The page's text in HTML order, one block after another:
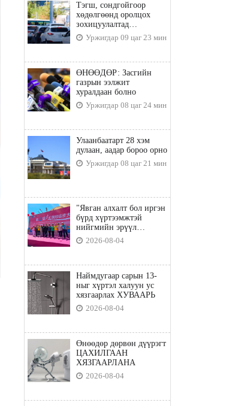
Тэгш, сондгойгоор
хөдөлгөөнд оролцох
зохицуулалтад
хамаарахгүй тээврийн
хэрэгслүүд
Уржигдар 09 цаг 23 мин
ӨНӨӨДӨР: Засгийн
газрын ээлжит
хуралдаан болно
Уржигдар 08 цаг 24 мин
Улаанбаатарт 28 хэм
дулаан, аадар бороо орно
Уржигдар 08 цаг 21 мин
"Явган алхалт бол иргэн
бүрд хүртээмжтэй
нийгмийн эрүүл
мэндийн бодлого"
2026-08-04
Наймдугаар сарын 13-
ныг хүртэл халуун ус
хязгаарлах ХУВААРЬ
2026-08-04
Өнөөдөр дөрвөн дүүрэгт
ЦАХИЛГААН
ХЯЗГААРЛАНА
2026-08-04